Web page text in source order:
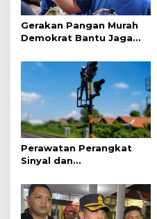
Gerakan Pangan Murah
Demokrat Bantu Jaga
Perawatan Perangkat
Sinyal dan
Perjalanan Kereta Api